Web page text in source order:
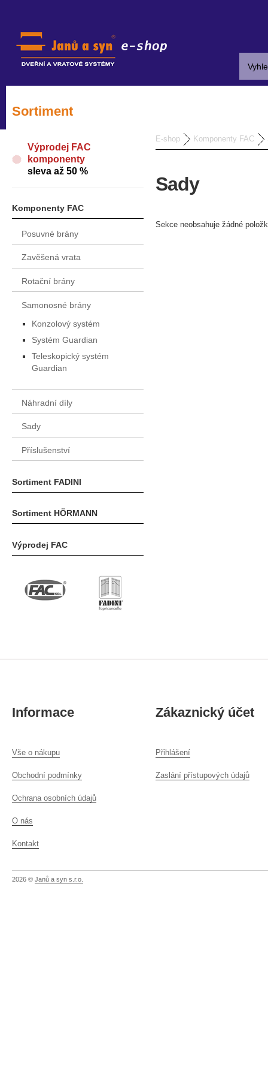
Sortiment
Výprodej FAC
komponenty
sleva až 50 %
Komponenty FAC
Posuvné brány
Zavěšená vrata
Rotační brány
Samonosné brány
Konzolový systém
Systém Guardian
Teleskopický systém
Guardian
Náhradní díly
Sady
Příslušenství
Sortiment FADINI
Sortiment HÖRMANN
Výprodej FAC
E-shop Komponenty FAC
Sady
Sekce neobsahuje žádné
Informace
Vše o nákupu
Obchodní podmínky
Ochrana osobních údajů
O nás
Kontakt
Zákaznický účet
Přihlášení
Zaslání přístupových údajů
2026 © Janů a syn s.r.o.